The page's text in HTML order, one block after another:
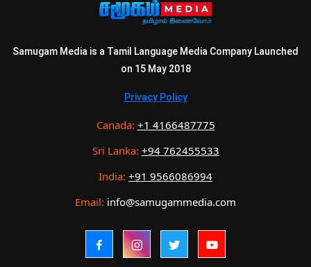
Samugam Media is a Tamil Language Media Company Launched
on 15 May 2018
Privacy Policy
Canada: +1 4166487775
Sri Lanka: +94 762455533
India: +91 9566086994
Email: info@samugammedia.com